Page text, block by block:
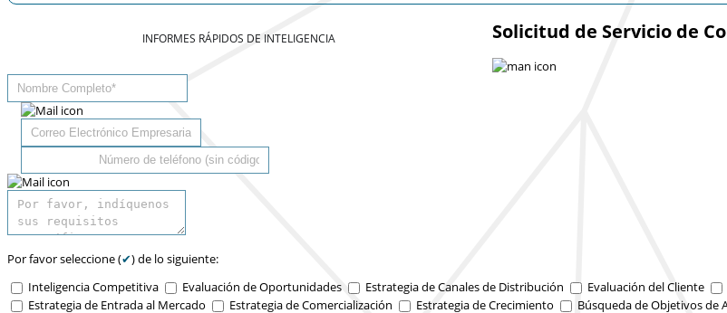
INFORMES RÁPIDOS DE INTELIGENCIA Solicitud de Servicio de
Por favor seleccione (✔) de lo siguiente:
Inteligencia Competitiva
Evaluación de Oportunidades Estrategia de Canales de Distribución Evaluación del Cliente
Estrategia de Entrada al Mercado
Estrategia de Comercialización Estrategia de Crecimiento Búsqueda de Objetivos de